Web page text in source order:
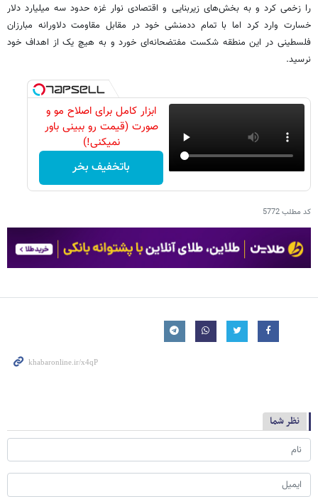
را زخمی کرد و به بخش‌های زیربنایی و اقتصادی نوار غزه حدود سه میلیارد دلار
خسارت وارد کرد اما با تمام ددمنشی خود در مقابل مقاومت دلاورانه مبارزان
فلسطینی در این منطقه شکست مفتضحانه‌ای خورد و به هیچ یک از اهداف خود
نرسید.
ابزار کامل برای اصلاح مو و
صورت (قیمت رو ببینی باور
نمیکنی!)
باتخفیف بخر
کد مطلب5772
نظر شما